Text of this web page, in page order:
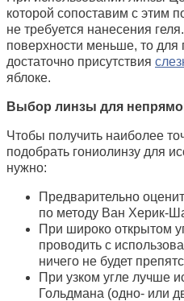
которой сопоставим с этим
не требуется нанесения
поверхности меньше, то для
достаточно присутствия
яблоке.
Выбор линзы для
Чтобы получить наиболее
подобрать гониолинзу для
нужно:
Предварительно
по методу Ван Херик-
При широко открытом
проводить с
ничего не будет
При узком угле лучше
Гольдмана (одно- или